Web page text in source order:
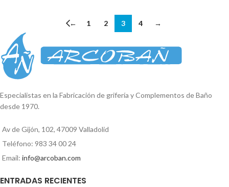
← 1 2 3 4 →
Especialistas en la Fabricación de grifería y Complementos de Baño
desde 1970.
Av de Gijón, 102, 47009 Valladolid
Teléfono: 983 34 00 24
Email: info@arcoban.com
ENTRADAS RECIENTES